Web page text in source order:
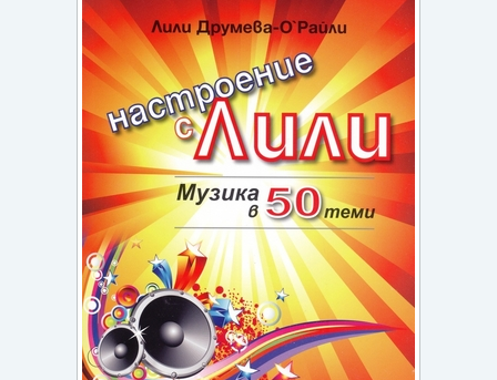
Подаръци
Ваучери
Контакти
Вход
Регистрация